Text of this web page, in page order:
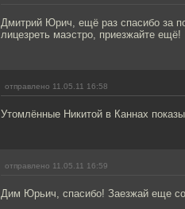
Дмитрий Юрич, ещё раз спасибо за
лицезреть маэстро, приезжайте ещё!
отправлено 11.05.11 16:58
Утомлённые Никитой в Каннах
отправлено 11.05.11 16:59
Дим Юрьич, спасибо! Заезжай еще со